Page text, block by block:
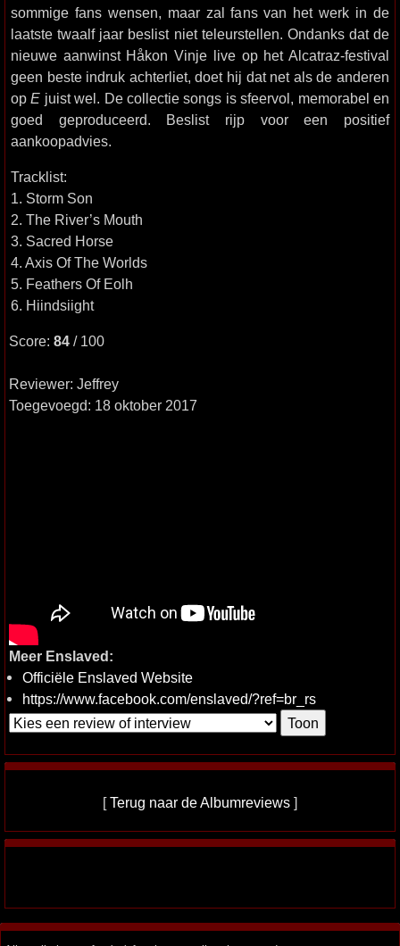
sommige fans wensen, maar zal fans van het werk in de
laatste twaalf jaar beslist niet teleurstellen. Ondanks dat de
nieuwe aanwinst Håkon Vinje live op het Alcatraz-festival
geen beste indruk achterliet, doet hij dat net als de anderen
opE juist wel. De collectie songs is sfeervol, memorabel en
goed geproduceerd. Beslist rijp voor een positief
aankoopadvies.
Tracklist:
1. Storm Son
2. The River’s Mouth
3. Sacred Horse
4. Axis Of The Worlds
5. Feathers Of Eolh
6. Hiindsiight
Score: 84 / 100
Reviewer: Jeffrey
Toegevoegd: 18 oktober 2017
Meer Enslaved:
Officiële Enslaved Website
https://www.facebook.com/enslaved/?ref=br_rs
[Terug naar de Albumreviews ]